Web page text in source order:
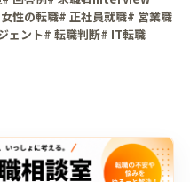
性の転職# 正社員就職# 営業職
ェント# 転職判断# IT転職